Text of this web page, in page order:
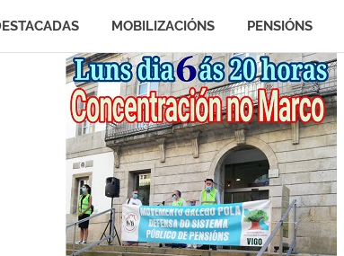
MOBILIZACIÓNS PENSIÓNS